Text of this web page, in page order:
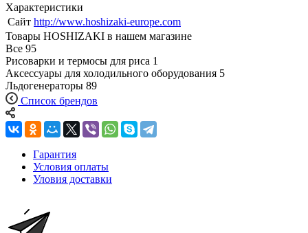
Характеристики
Сайт http://www.hoshizaki-europe.com
Товары HOSHIZAKI в нашем магазине
Все 95
Рисоварки и термосы для риса 1
Аксессуары для холодильного оборудования 5
Льдогенераторы 89
Список брендов
Гарантия
Условия оплаты
Уловия доставки